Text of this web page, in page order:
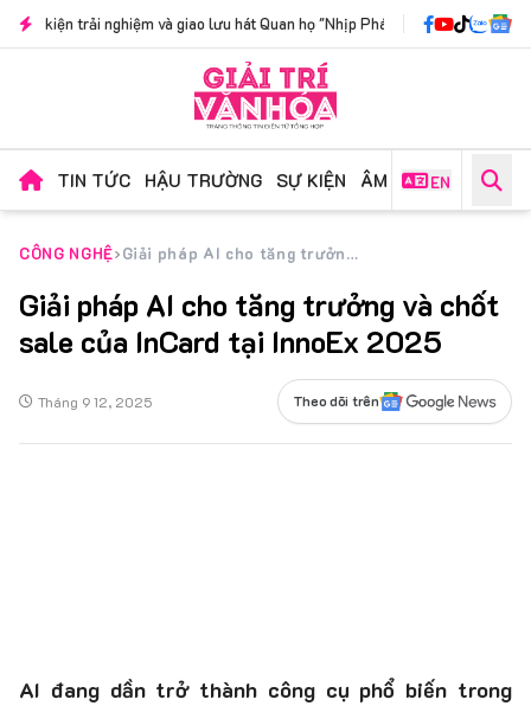
và giao lưu hát Quan họ "Nhịp Phách Kinh Bắc": Nơi lời ca xưa cất nhịp
TIN TỨC HẬU TRƯỜNG SỰ KIỆN ÂM NHẠC PHIM
EN
CÔNG NGHỆ Giải pháp AI cho tăng trưởng và chốt sale của InCard tại InnoEx 2025
Giải pháp AI cho tăng trưởng và chốt
sale của InCard tại InnoEx 2025
Tháng 9 12, 2025 Theo dõi trên
AI đang dần trở thành công cụ phổ biến trong